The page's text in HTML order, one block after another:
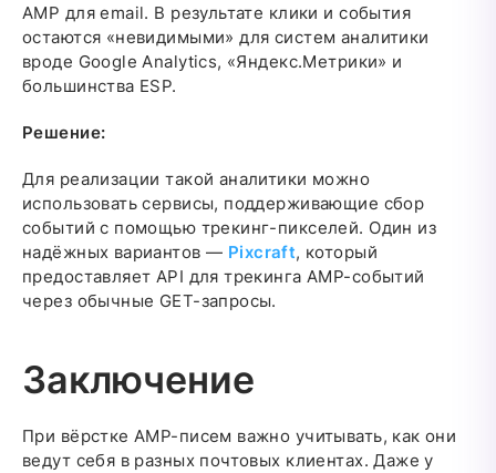
AMP для email. В результате клики и события
остаются «невидимыми» для систем аналитики
вроде Google Analytics, «Яндекс.Метрики» и
большинства ESP.
Решение:
Для реализации такой аналитики можно
использовать сервисы, поддерживающие сбор
событий с помощью трекинг-пикселей. Один из
надёжных вариантов — Pixcraft, который
предоставляет API для трекинга AMP-событий
через обычные GET-запросы.
Заключение
При вёрстке AMP-писем важно учитывать, как они
ведут себя в разных почтовых клиентах. Даже у